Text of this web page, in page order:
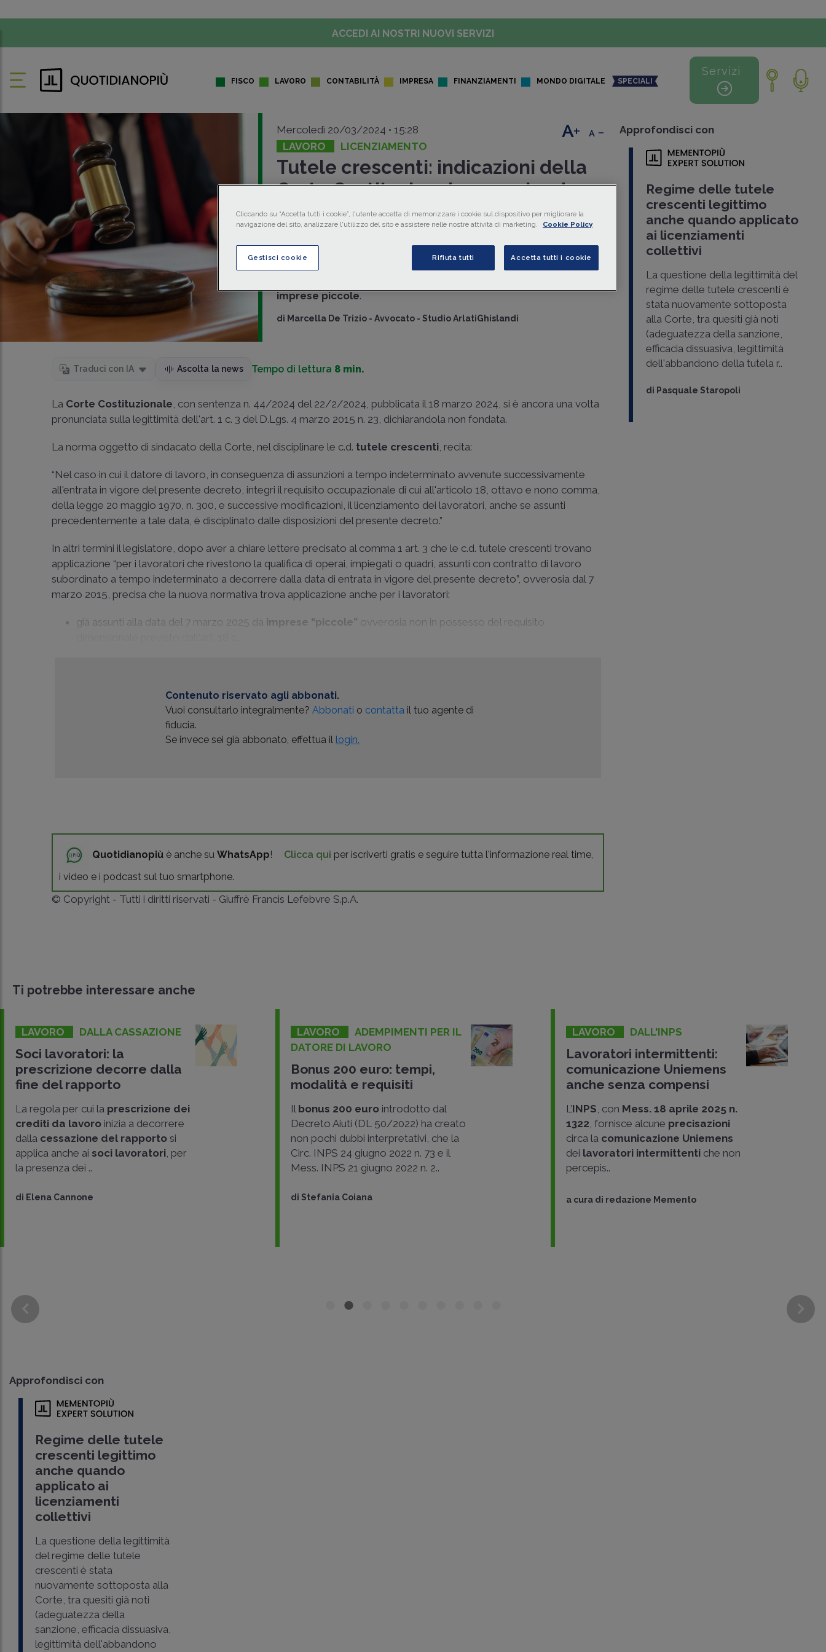
ACCEDI AI NOSTRI NUOVI SERVIZI
FISCO LAVORO CONTABILITÀ IMPRESA FINANZIAMENTI MONDO DIGITALE SPECIALI
Servizi
Mercoledì 20/03/2024 • 15:28
LAVORO
LICENZIAMENTO
Tutele crescenti: indicazioni della
Corte Costituzionale per aziende
piccole
tutele crescenti
imprese piccole.
di Marcella De Trizio -Avvocato - Studio ArlatiGhislandi
+ -
Traduci con IA Ascolta la news Tempo di lettura 8 min.
La Corte Costituzionale, con sentenza n. 44/2024 del 22/2/2024, pubblicata il 18 marzo 2024, si è ancora una volta
pronunciata sulla legittimità dell'art. 1 c. 3 del D.Lgs. 4 marzo 2015 n. 23, dichiarandola non fondata.
La norma oggetto di sindacato della Corte, nel disciplinare le c.d. tutele crescenti, recita:
“Nel caso in cui il datore di lavoro, in conseguenza di assunzioni a tempo indeterminato avvenute successivamente
all'entrata in vigore del presente decreto, integri il requisito occupazionale di cui all'articolo 18, ottavo e nono comma,
della legge 20 maggio 1970, n. 300, e successive modificazioni, il licenziamento dei lavoratori, anche se assunti
precedentemente a tale data, è disciplinato dalle disposizioni del presente decreto.”
In altri termini il legislatore, dopo aver a chiare lettere precisato al comma 1 art. 3 che le c.d. tutele crescenti trovano
applicazione “per i lavoratori che rivestono la qualifica di operai, impiegati o quadri, assunti con contratto di lavoro
subordinato a tempo indeterminato a decorrere dalla data di entrata in vigore del presente decreto”, ovverosia dal 7
marzo 2015, precisa che la nuova normativa trova applicazione anche per i lavoratori:
già assunti alla data del 7 marzo 2025 da imprese “piccole” ovverosia non in possesso del requisito
Contenuto riservato agli abbonati.
Vuoi consultarlo integralmente?Abbonati o contatta il tuo agente di
fiducia.
Se invece sei già abbonato, effettua il login.
Quotidianopiù è anche suWhatsApp! Clicca qui per iscriverti gratis e seguire tutta l'informazione real time,
i video e i podcast sul tuo smartphone.
© Copyright - Tutti i diritti riservati - Giuffrè Francis Lefebvre S.p.A.
Approfondisci con
Regime delle tutele
crescenti legittimo
anche quando applicato
ai licenziamenti
collettivi
La questione della legittimità del
regime delle tutele crescenti è
stata nuovamente sottoposta
alla Corte, tra quesiti già noti
(adeguatezza della sanzione,
efficacia dissuasiva, legittimità
dell'abbandono della tutela r..
di Pasquale Staropoli
Ti potrebbe interessare anche
LAVORO DALLA CASSAZIONE
Soci lavoratori: la
prescrizione decorre dalla
fine del rapporto
La regola per cui la prescrizione dei
crediti da lavoro inizia a decorrere
dalla cessazione del rapporto si
applica anche ai soci lavoratori , per
la presenza dei ..
di Elena Cannone
LAVORO
ADEMPIMENTI PER IL
DATORE DI LAVORO
Bonus 200 euro: tempi,
modalità e requisiti
Il bonus 200 euro introdotto dal
Decreto Aiuti (DL 50/2022) ha creato
non pochi dubbi interpretativi, che la
Circ. INPS 24 giugno 2022 n. 73 e il
Mess. INPS 21 giugno 2022 n. 2..
di Stefania Coiana
LAVORO DALL'INPS
Lavoratori intermittenti:
comunicazione Uniemens
anche senza compensi
L’INPS , con Mess. 18 aprile 2025 n.
1322 , fornisce alcune precisazioni
circa la comunicazione Uniemens
dei lavoratori intermittenti che non
percepis..
a cura di redazione Memento
Approfondisci con
Regime delle tutele
crescenti legittimo
anche quando
applicato ai
licenziamenti
collettivi
La questione della legittimità
del regime delle tutele
crescenti è stata
nuovamente sottoposta alla
Corte, tra quesiti già noti
(adeguatezza della
sanzione, efficacia dissuasiva,
legittimità dell'abbandono
Cliccando su “Accetta tutti i cookie”, l'utente accetta di memorizzare i cookie sul dispositivo per migliorare la
navigazione del sito, analizzare l'utilizzo del sito e assistere nelle nostre attività di marketing.
Cookie Policy
Gestisci cookie Rifiuta tutti Accetta tutti i cookie